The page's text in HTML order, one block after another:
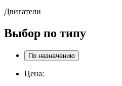
Двигатели
Выбор по типу
По назначению
Цена: